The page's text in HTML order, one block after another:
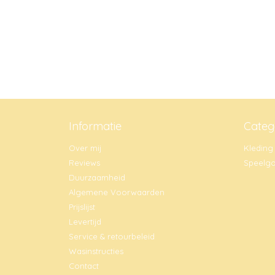
Informatie
Over mij
Reviews
Duurzaamheid
Algemene Voorwaarden
Prijslijst
Levertijd
Service & retourbeleid
Wasinstructies
Contact
Kleding